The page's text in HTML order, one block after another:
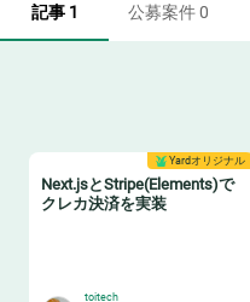
記事 1 公募案件 0
Yardオリジナル
Next.jsとStripe(Elements)で
クレカ決済を実装
toitech